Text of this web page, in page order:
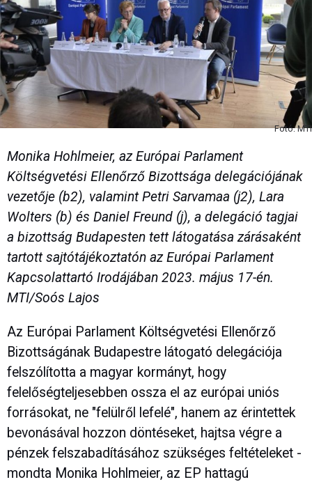
Fotó: MTI
Monika Hohlmeier, az Európai Parlament
Költségvetési Ellenőrző Bizottsága delegációjának
vezetője (b2), valamint Petri Sarvamaa (j2), Lara
Wolters (b) és Daniel Freund (j), a delegáció tagjai
a bizottság Budapesten tett látogatása zárásaként
tartott sajtótájékoztatón az Európai Parlament
Kapcsolattartó Irodájában 2023. május 17-én.
MTI/Soós Lajos
Az Európai Parlament Költségvetési Ellenőrző
Bizottságának Budapestre látogató delegációja
felszólította a magyar kormányt, hogy
felelőségteljesebben ossza el az európai uniós
forrásokat, ne "felülről lefelé", hanem az érintettek
bevonásával hozzon döntéseket, hajtsa végre a
pénzek felszabadításához szükséges feltételeket -
mondta Monika Hohlmeier, az EP hattagú